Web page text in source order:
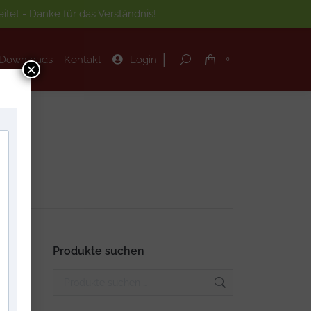
Downloads Kontakt Login Search: 0
Produkte suchen
- Danke für das Verständnis!
×